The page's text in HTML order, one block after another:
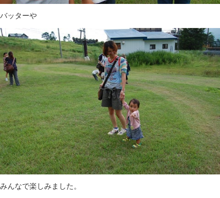
バッターや
みんなで楽しみました。